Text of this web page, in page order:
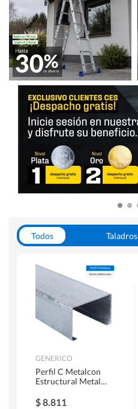
Todos Taladros
Herramientas Manuales
GENERICO
Perfil C Metalcon
Estructural Metal
$8.811